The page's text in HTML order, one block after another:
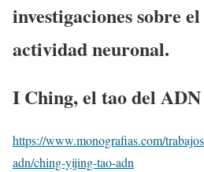
investigaciones sobre
actividad neuronal.
I Ching, el tao del ADN
https://www.monografias.com/
adn/ching-yijing-tao-adn